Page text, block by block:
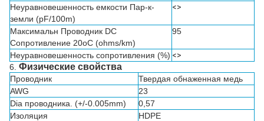
Неуравновешенность емкости Пар-к-
земли (pF/100m)
<>
Максимальн Проводник DC
Сопротивление 20oC (ohms/km)
95
Неуравновешенность сопротивления (%) <>
6. Физические свойства
Проводник
Твердая обнаженная медь
AWG
23
Dia проводника. (+/-0.005mm)
0,57
Изоляция
HDPE